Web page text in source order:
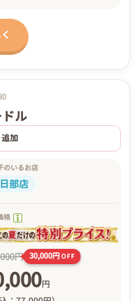
ル
加
のいるお店
部店
格
円 30,000円OFF
円